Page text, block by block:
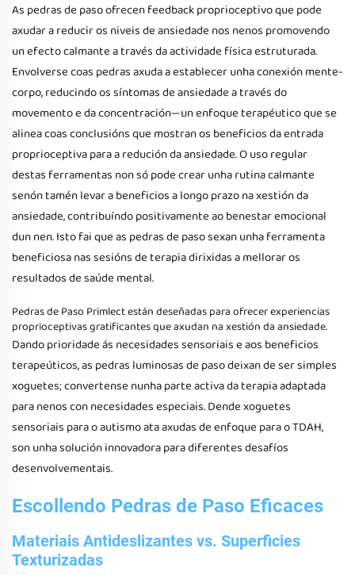
As pedras de paso ofrecen feedback proprioceptivo que pode
axudar a reducir os niveis de ansiedade nos nenos promovendo
un efecto calmante a través da actividade física estruturada.
Envolverse coas pedras axuda a establecer unha conexión mente-
corpo, reducindo os síntomas de ansiedade a través do
movemento e da concentración—un enfoque terapéutico que se
alinea coas conclusións que mostran os beneficios da entrada
proprioceptiva para a redución da ansiedade. O uso regular
destas ferramentas non só pode crear unha rutina calmante
senón tamén levar a beneficios a longo prazo na xestión da
ansiedade, contribuíndo positivamente ao benestar emocional
dun nen. Isto fai que as pedras de paso sexan unha ferramenta
beneficiosa nas sesións de terapia dirixidas a mellorar os
resultados de saúde mental.
Pedras de Paso Primlectestán deseñadas para ofrecer experiencias
proprioceptivas gratificantes que axudan na xestión da ansiedade.
Dando prioridade ás necesidades sensoriais e aos beneficios
terapeúticos, as pedras luminosas de paso deixan de ser simples
xoguetes; convertense nunha parte activa da terapia adaptada
para nenos con necesidades especiais. Dende xoguetes
sensoriais para o autismo ata axudas de enfoque para o TDAH,
son unha solución innovadora para diferentes desafíos
desenvolvementais.
Escollendo Pedras de Paso Eficaces
Materiais Antideslizantes vs. Superficies
Texturizadas